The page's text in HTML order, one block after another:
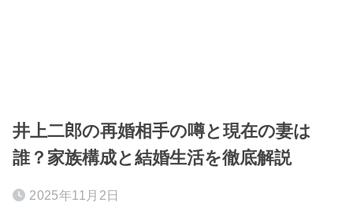
井上二郎の再婚相手の噂と現在の妻は
誰？家族構成と結婚生活を徹底解説
2025年11月2日